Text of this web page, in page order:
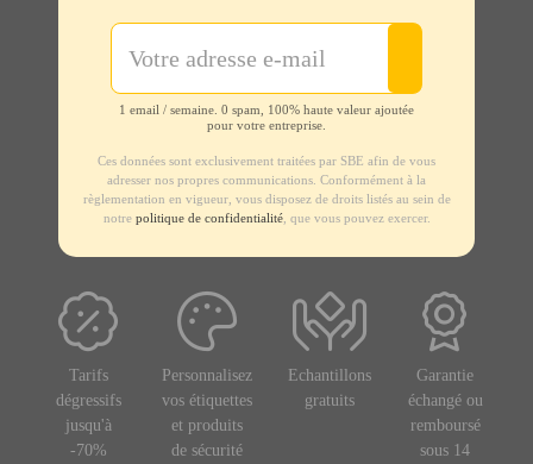
1 email / semaine. 0 spam, 100% haute valeur ajoutée
pour votre entreprise.
Ces données sont exclusivement traitées par SBE afin de vous
adresser nos propres communications. Conformément à la
règlementation en vigueur, vous disposez de droits listés au sein de
notre politique de confidentialité, que vous pouvez exercer.
Tarifs
dégressifs
jusqu'à
-70%
Personnalisez
vos étiquettes
et produits
de sécurité
Echantillons
gratuits
Garantie
échangé ou
remboursé
sous 14